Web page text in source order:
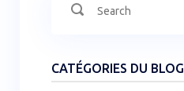
Search
CATÉGORIES DU BLOG